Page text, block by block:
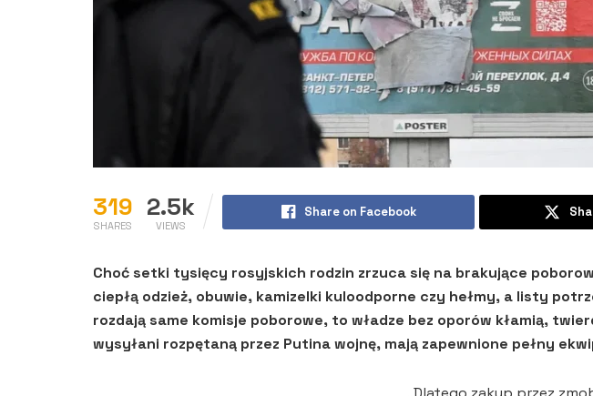
319
SHARES
2.5k
VIEWS
Share on Facebook
Choć setki tysięcy rosyjskich rodzin zrzuca się na brakujące
ciepłą odzież, obuwie, kamizelki kuloodporne czy hełmy, a listy
rozdają same komisje poborowe, to władze bez oporów kłamią,
wysyłani rozpętaną przez Putina wojnę, mają zapewnione pełny